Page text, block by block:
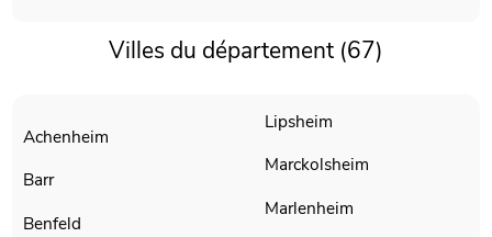
Villes du département (67)
Achenheim
Barr
Benfeld
Lipsheim
Marckolsheim
Marlenheim